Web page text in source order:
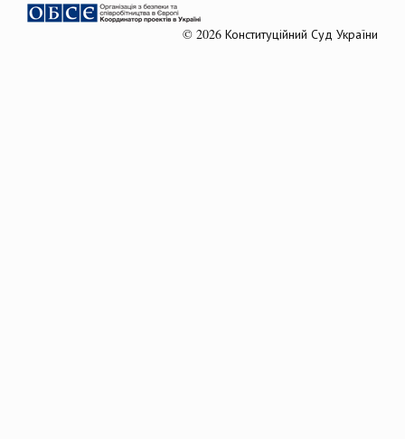
© 2026 Конституційний Суд України